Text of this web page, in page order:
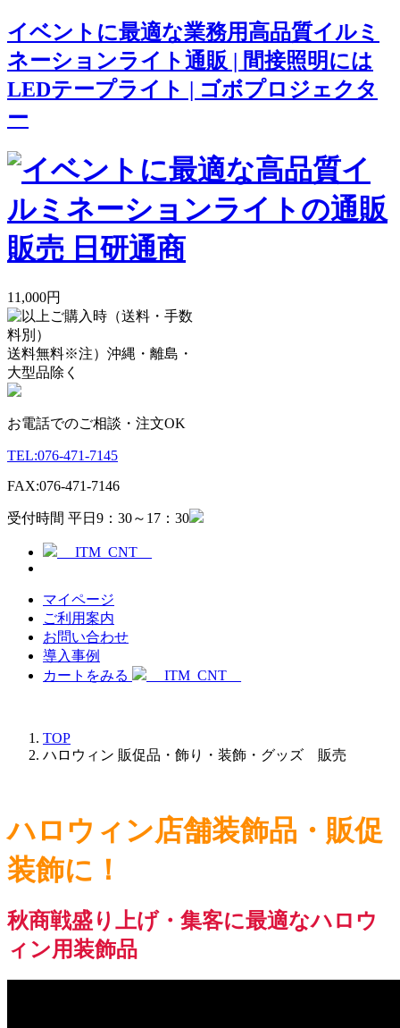
イベントに最適な業務用高品質イルミ
ネーションライト通販 | 間接照明には
LEDテープライト | ゴボプロジェクタ
ー
11,000円
送料無料※注）沖縄・離島・
大型品除く
お電話でのご相談・注文OK
TEL:076-471-7145
FAX:076-471-7146
受付時間 平日9：30～17：30
__ITM_CNT__
マイページ
ご利用案内
お問い合わせ
導入事例
カートをみる
__ITM_CNT__
TOP
ハロウィン 販促品・飾り・装飾・グッズ 販売
ハロウィン店舗装飾品・販促
装飾に！
秋商戦盛り上げ・集客に最適なハロウ
ィン用装飾品